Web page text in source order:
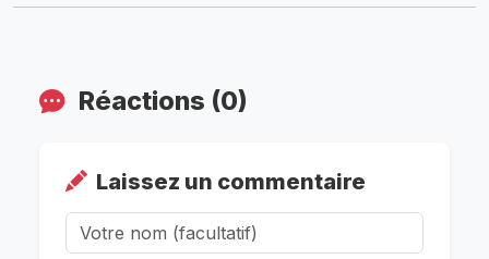
Réactions (0)
Laissez un commentaire